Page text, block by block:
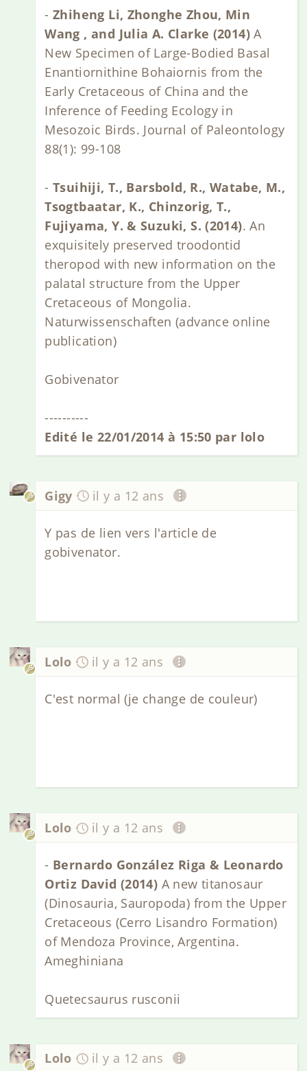
-Zhiheng Li, Zhonghe Zhou, Min
Wang , and Julia A. Clarke (2014) A
New Specimen of Large-Bodied Basal
Enantiornithine Bohaiornis from the
Early Cretaceous of China and the
Inference of Feeding Ecology in
Mesozoic Birds. Journal of Paleontology
88(1): 99-108
-Tsuihiji, T., Barsbold, R., Watabe, M.,
Tsogtbaatar, K., Chinzorig, T.,
Fujiyama, Y. & Suzuki, S. (2014). An
exquisitely preserved troodontid
theropod with new information on the
palatal structure from the Upper
Cretaceous of Mongolia.
Naturwissenschaften (advance online
publication)
Gobivenator
----------
Edité le 22/01/2014 à 15:50 par lolo
Gigy il y a 12 ans
Y pas de lien vers l'article de
gobivenator.
Lolo il y a 12 ans
C'est normal (je change de couleur)
Lolo il y a 12 ans
- Bernardo González Riga & Leonardo
Ortiz David (2014) A new titanosaur
(Dinosauria, Sauropoda) from the Upper
Cretaceous (Cerro Lisandro Formation)
of Mendoza Province, Argentina.
Ameghiniana
Quetecsaurus rusconii
Lolo il y a 12 ans